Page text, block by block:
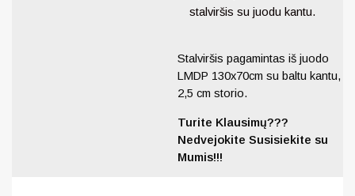
stalviršis su juodu kantu.
Stalviršis pagamintas iš juodo
LMDP 130x70cm su baltu kantu,
2,5 cm storio.
Turite Klausimų???
Nedvejokite Susisiekite su
Mumis!!!